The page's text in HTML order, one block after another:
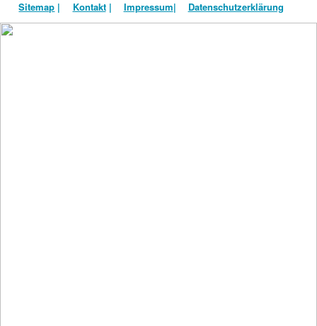
Sitemap | Kontakt| Impressum| Datenschutzerklärung